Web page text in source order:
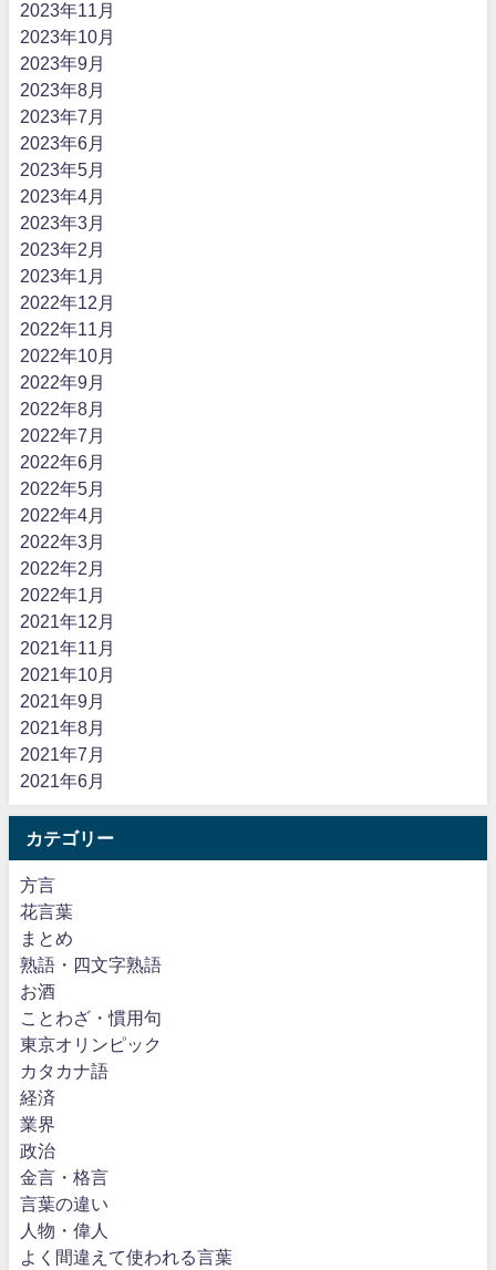
2023年11月
2023年10月
2023年9月
2023年8月
2023年7月
2023年6月
2023年5月
2023年4月
2023年3月
2023年2月
2023年1月
2022年12月
2022年11月
2022年10月
2022年9月
2022年8月
2022年7月
2022年6月
2022年5月
2022年4月
2022年3月
2022年2月
2022年1月
2021年12月
2021年11月
2021年10月
2021年9月
2021年8月
2021年7月
2021年6月
カテゴリー
方言
花言葉
まとめ
熟語・四文字熟語
お酒
ことわざ・慣用句
東京オリンピック
カタカナ語
経済
業界
政治
金言・格言
言葉の違い
人物・偉人
よく間違えて使われる言葉